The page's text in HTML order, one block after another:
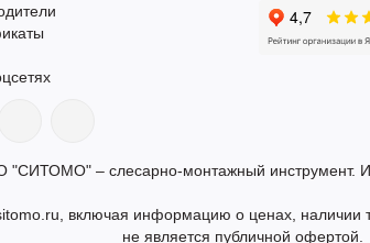
– слесарно-монтажный инструмент.
включая информацию о ценах, наличии
не является публичной офертой.